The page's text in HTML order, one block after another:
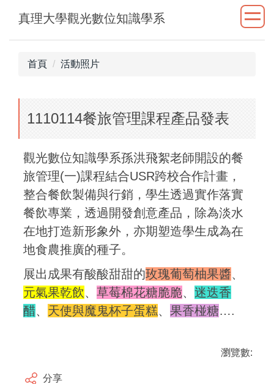
主
真理大學觀光數位知識學系
首頁 活動照片
1110114餐旅管理課程產品發表
觀光數位知識學系孫洪飛絮老師開設的餐
旅管理(一)課程結合USR跨校合作計畫，
整合餐飲製備與行銷，學生透過實作落實
餐飲專業，透過開發創意產品，除為淡水
在地打造新形象外，亦期塑造學生成為在
地食農推廣的種子。
展出成果有酸酸甜甜的玫瑰葡萄柚果醬、
元氣果乾飲、 草莓棉花糖脆脆、 迷迭香
醋、 天使與魔鬼杯子蛋糕、 果香椪糖….
瀏覽數:
分享